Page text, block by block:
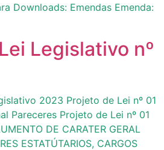
Downloads: Emendas Emenda:
Legislativo nº
2023 Projeto de Lei nº 01
Pareceres Projeto de Lei nº 01
DE CARATER GERAL
ESTATÚTARIOS, CARGOS